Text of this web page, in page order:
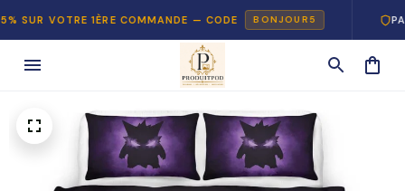
1ÈRE COMMANDE — CODE BONJOUR5